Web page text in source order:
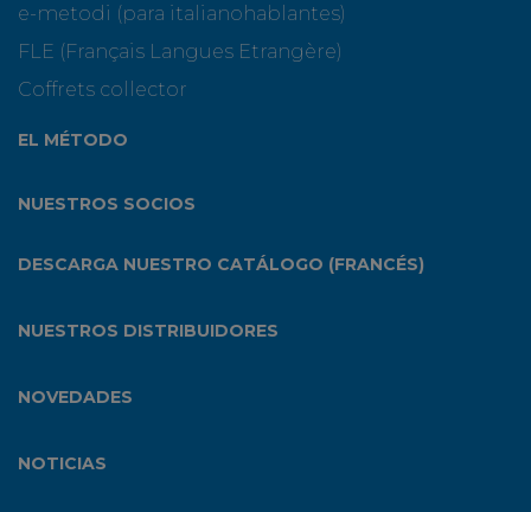
e-metodi (para italianohablantes)
FLE (Français Langues Etrangère)
Coffrets collector
EL MÉTODO
NUESTROS SOCIOS
DESCARGA NUESTRO CATÁLOGO (FRANCÉS)
NUESTROS DISTRIBUIDORES
NOVEDADES
NOTICIAS